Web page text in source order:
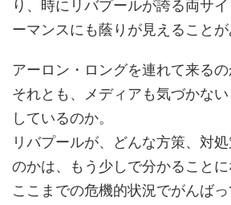
り、時にリバプールが誇る両サ
ーマンスにも蔭りが見えることが
アーロン・ロングを連れて来るの
それとも、メディアも気づかな
しているのか。
リバプールが、どんな方策、対
のかは、もう少しで分かることに
ここまでの危機的状況でがんば